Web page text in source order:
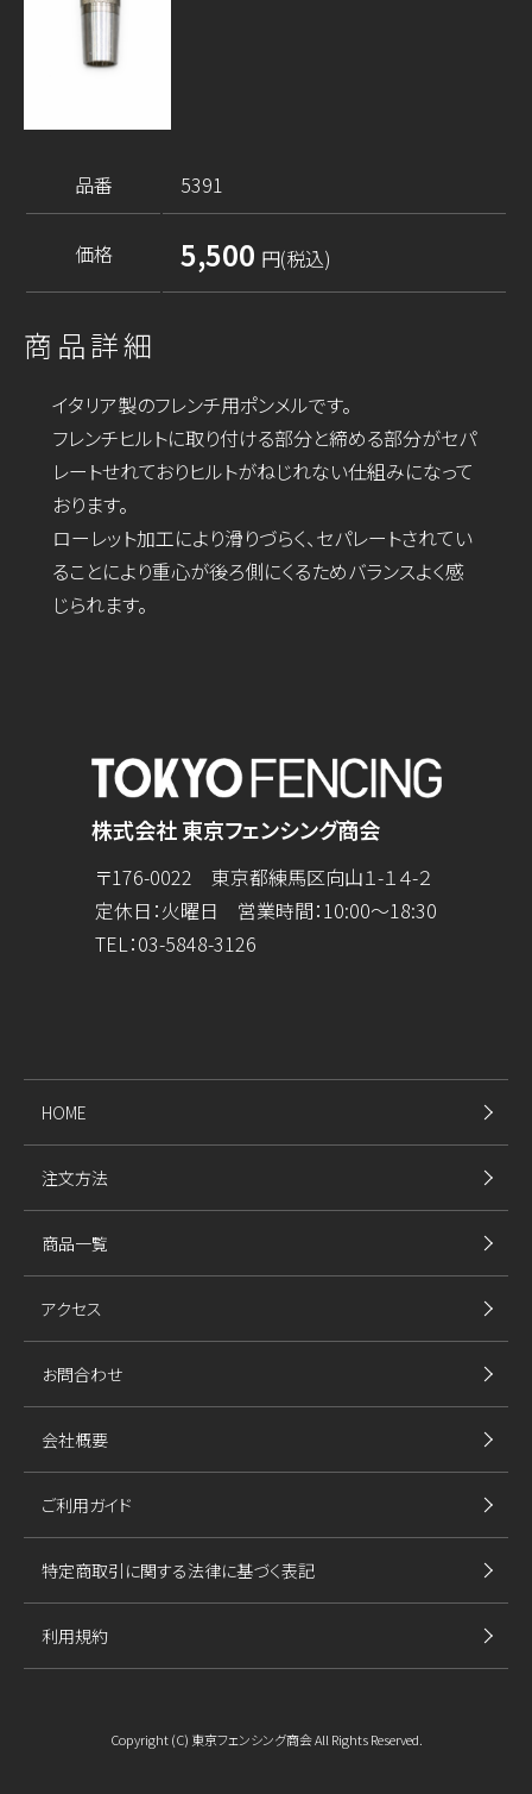
品番 5391
価格 5,500 円(税込)
商品詳細
イタリア製のフレンチ用ポンメルです。
フレンチヒルトに取り付ける部分と締める部分がセパ
レートせれておりヒルトがねじれない仕組みになって
おります。
ローレット加工により滑りづらく、セパレートされてい
ることにより重心が後ろ側にくるためバランスよく感
じられます。
株式会社 東京フェンシング商会
〒176-0022 東京都練馬区向山１-１４-２
定休日：火曜日 営業時間：10:00～18:30
TEL：03-5848-3126
HOME
注文方法
商品一覧
アクセス
お問合わせ
会社概要
ご利用ガイド
特定商取引に関する法律に基づく表記
利用規約
Copyright (C) 東京フェンシング商会 All Rights Reserved.